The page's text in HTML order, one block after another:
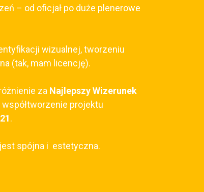
– od oficjał po duże plenerowe
wizualnej, tworzeniu
(tak, mam licencję).
za Najlepszy Wizerunek
współtworzenie projektu
.
spójna i estetyczna.